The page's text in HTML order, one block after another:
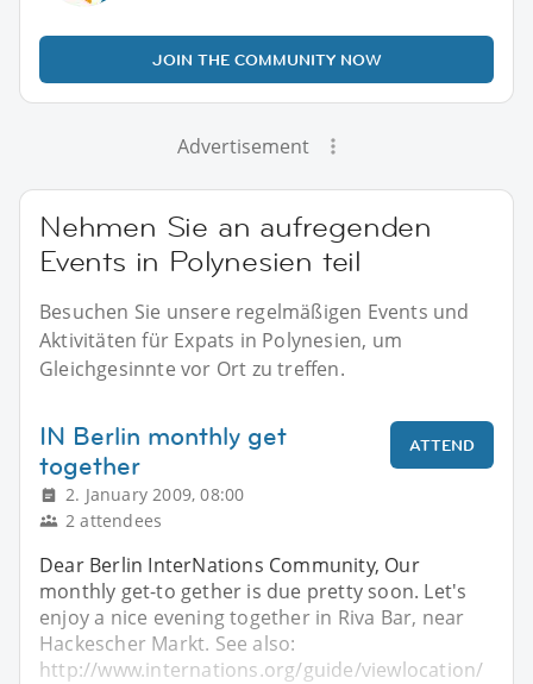
JOIN THE COMMUNITY NOW
Advertisement
Nehmen Sie an aufregenden
Events in Polynesien teil
Besuchen Sie unsere regelmäßigen Events und
Aktivitäten für Expats in Polynesien, um
Gleichgesinnte vor Ort zu treffen.
IN Berlin monthly get
together
2. January 2009, 08:00
2 attendees
ATTEND
Dear Berlin InterNations Community, Our
monthly get-to gether is due pretty soon. Let's
enjoy a nice evening together in Riva Bar, near
Hackescher Markt. See also:
http://www.internations.org/guide/viewlocation/